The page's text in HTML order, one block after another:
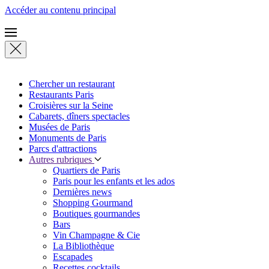
Accéder au contenu principal
Chercher un restaurant
Restaurants Paris
Croisières sur la Seine
Cabarets, dîners spectacles
Musées de Paris
Monuments de Paris
Parcs d'attractions
Autres rubriques
Quartiers de Paris
Paris pour les enfants et les ados
Dernières news
Shopping Gourmand
Boutiques gourmandes
Bars
Vin Champagne & Cie
La Bibliothèque
Escapades